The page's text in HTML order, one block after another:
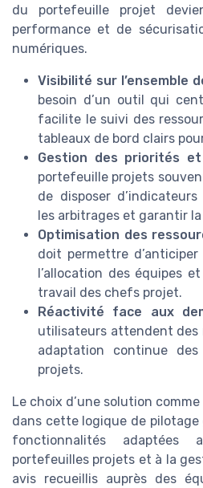
du portefeuille projet
performance et de
numériques.
Visibilité sur l’ensemble
besoin d’un outil qui
facilite le suivi des
tableaux de bord clairs
Gestion des priorités
portefeuille projets
de disposer
les arbitrages et garantir
Optimisation des
doit permettre d’anticiper
l’allocation des équipes
travail des chefs projet.
Réactivité face aux
utilisateurs attendent des
adaptation continue
projets.
Le choix d’une solution
dans cette logique de
fonctionnalités adaptées
portefeuilles projets et à la
avis recueillis auprès des